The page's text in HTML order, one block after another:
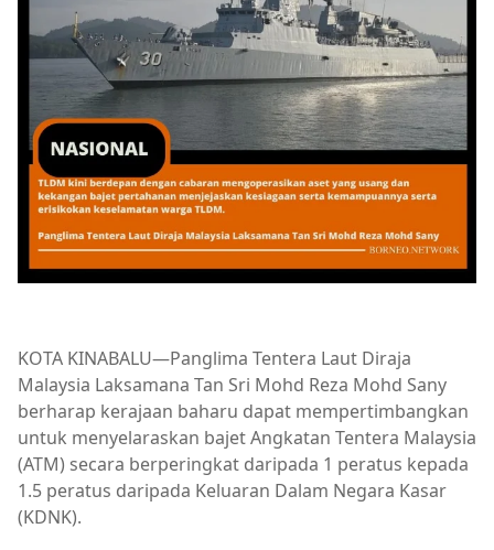
KOTA KINABALU—Panglima Tentera Laut Diraja
Malaysia Laksamana Tan Sri Mohd Reza Mohd Sany
berharap kerajaan baharu dapat mempertimbangkan
untuk menyelaraskan bajet Angkatan Tentera Malaysia
(ATM) secara berperingkat daripada 1 peratus kepada
1.5 peratus daripada Keluaran Dalam Negara Kasar
(KDNK).